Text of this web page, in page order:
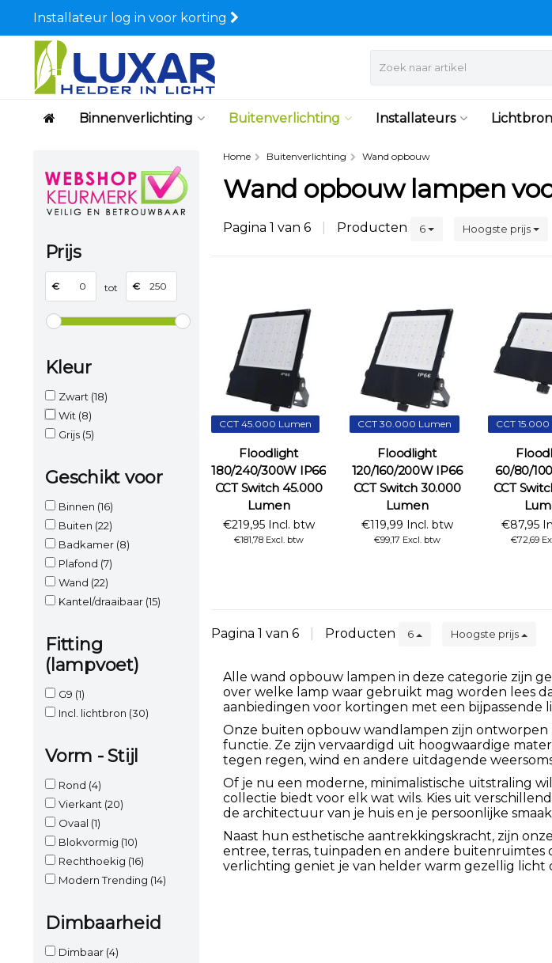
Installateur log in voor korting
Binnenverlichting Buitenverlichting Installateurs
Prijs
€ tot €
Kleur
Zwart (18)
Wit (8)
Grijs (5)
Geschikt voor
Binnen (16)
Buiten (22)
Badkamer (8)
Plafond (7)
Wand (22)
Kantel/draaibaar (15)
Fitting
(lampvoet)
G9 (1)
Incl. lichtbron (30)
Vorm - Stijl
Rond (4)
Vierkant (20)
Ovaal (1)
Blokvormig (10)
Rechthoekig (16)
Modern Trending (14)
Dimbaarheid
Dimbaar (4)
Home Buitenverlichting Wand opbouw
Wand opbouw lampen
Pagina 1 van 6 Producten 6 Hoogste prijs
CCT 45.000 Lumen
Floodlight
180/240/300W IP66
CCT Switch 45.000
Lumen
€219,95 Incl. btw
€181,78 Excl. btw
CCT 30.000 Lumen
Floodlight
120/160/200W IP66
CCT Switch 30.000
Lumen
€119,99 Incl. btw
€99,17 Excl. btw
CCT
60/80/
CCT
€87,95
€72,69
Pagina 1 van 6 Producten 6 Hoogste prijs
Alle wand opbouw lampen in deze categorie zijn
over welke lamp waar gebruikt mag worden lees
aanbiedingen voor kortingen met een bijpassende
Onze buiten opbouw wandlampen zijn
functie. Ze zijn vervaardigd uit hoogwaardige
tegen regen, wind en andere uitdagende
Of je nu een moderne, minimalistische uitstraling
collectie biedt voor elk wat wils. Kies uit
de architectuur van je huis en je persoonlijke
Naast hun esthetische aantrekkingskracht, zijn
entree, terras, tuinpaden en andere
verlichting geniet je van helder warm gezellig